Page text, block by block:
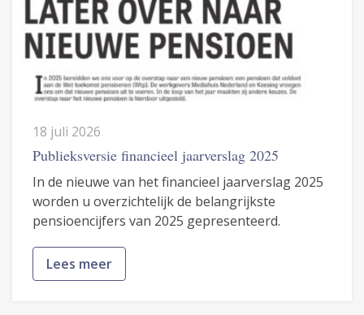
18 juli 2026
Publieksversie financieel jaarverslag 2025
In de nieuwe van het financieel jaarverslag 2025
worden u overzichtelijk de belangrijkste
pensioencijfers van 2025 gepresenteerd.
Lees meer